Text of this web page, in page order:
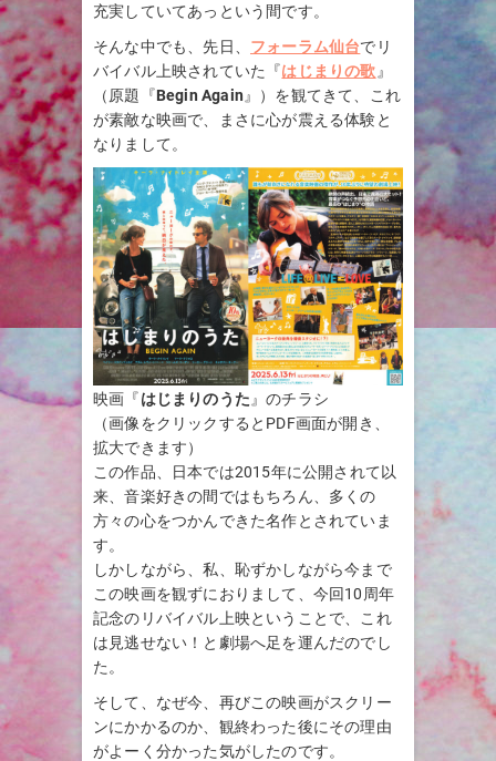
充実していてあっという間です。
そんな中でも、先日、 フォーラム仙台でリ
バイバル上映されていた『はじまりの歌 』
（原題『Begin Again 』）を観てきて、これ
が素敵な映画で、まさに心が震える体験と
なりまして。
映画『はじまりのうた 』のチラシ
（画像をクリックするとPDF画面が開き、
拡大できます）
この作品、日本では2015年に公開されて以
来、音楽好きの間ではもちろん、多くの
方々の心をつかんできた名作とされていま
す。
しかしながら、私、恥ずかしながら今まで
この映画を観ずにおりまして、今回10周年
記念のリバイバル上映ということで、これ
は見逃せない！と劇場へ足を運んだのでし
た。
そして、なぜ今、再びこの映画がスクリー
ンにかかるのか、観終わった後にその理由
がよーく分かった気がしたのです。